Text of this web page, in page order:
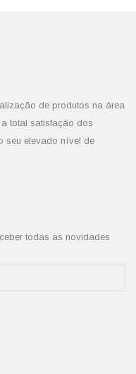
de produtos na área
total satisfação dos
seu elevado nível de
todas as novidades